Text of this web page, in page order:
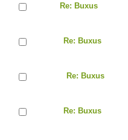
Re: Buxus
Re: Buxus
Re: Buxus
Re: Buxus